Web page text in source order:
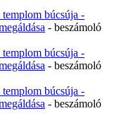
búcsúja -
- beszámoló
búcsúja -
- beszámoló
búcsúja -
- beszámoló